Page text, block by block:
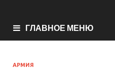
ГЛАВНОЕ МЕНЮ
АРМИЯ